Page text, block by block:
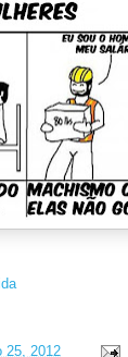
25, 2012